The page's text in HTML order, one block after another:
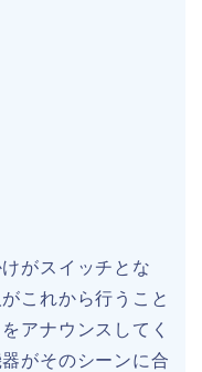
がスイッチとな
これから行うこと
アナウンスしてく
がそのシーンに合